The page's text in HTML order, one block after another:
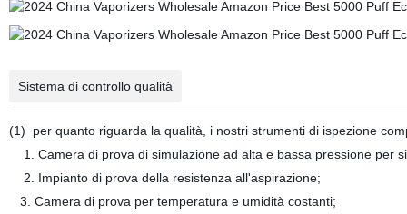
Sistema di controllo qualità
(1)
per quanto riguarda la qualità, i nostri strumenti di ispezione
1. Camera di prova di simulazione ad alta e bassa pressione per
2. Impianto di prova della resistenza all'aspirazione;
3. Camera di prova per temperatura e umidità costanti;